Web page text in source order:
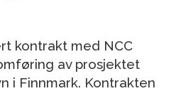
kontrakt med NCC
av prosjektet
i Finnmark. Kontrakten